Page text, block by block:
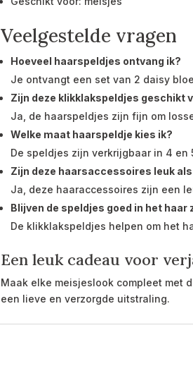
Veelgestelde vragen
Hoeveel haarspeldjes ontvang ik?
Je ontvangt een set van 2 daisy
Zijn deze klikklakspeldjes geschikt
Ja, de haarspeldjes zijn fijn om
Welke maat haarspeldje kies ik?
De speldjes zijn verkrijgbaar in 4
Zijn deze haarsaccessoires leuk
Ja, deze haaraccessoires zijn een
Blijven de speldjes goed in het haar
De klikklakspeldjes helpen om het
Een leuk cadeau voor
Maak elke meisjeslook compleet met
een lieve en verzorgde uitstraling.